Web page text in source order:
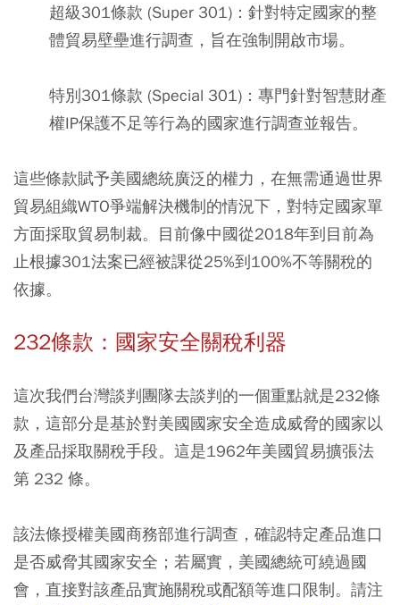
超級301條款 (Super 301) ：針對特定國家的整
體貿易壁壘進行調查，旨在強制開啟市場。
特別301條款 (Special 301) ：專門針對智慧財產
權IP保護不足等行為的國家進行調查並報告。
這些條款賦予美國總統廣泛的權力，在無需通過世界
貿易組織WTO爭端解決機制的情況下，對特定國家單
方面採取貿易制裁。目前像中國從2018年到目前為
止根據301法案已經被課從25%到100%不等關稅的
依據。
232條款：國家安全關稅利器
這次我們台灣談判團隊去談判的一個重點就是232條
款，這部分是基於對美國國家安全造成威脅的國家以
及產品採取關稅手段。這是1962年美國貿易擴張法
第 232 條。
該法條授權美國商務部進行調查，確認特定產品進口
是否威脅其國家安全；若屬實，美國總統可繞過國
會，直接對該產品實施關稅或配額等進口限制。請注